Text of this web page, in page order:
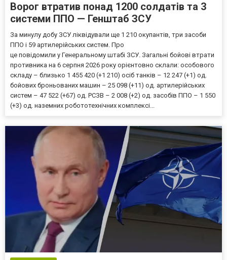
Ворог втратив понад 1200 солдатів та 3
системи ППО — Генштаб ЗСУ
За минулу добу ЗСУ ліквідували ще 1 210 окупантів, три засоби
ППО і 59 артилерійських систем. Про
це повідомили у Генеральному штабі ЗСУ. Загальні бойові втрати
противника на 6 серпня 2026 року орієнтовно склали: особового
складу – близько 1 455 420 (+1 210) осіб танків – 12 247 (+1) од.
бойових броньованих машин – 25 098 (+11) од. артилерійських
систем – 47 522 (+67) од. РСЗВ – 2 008 (+2) од. засобів ППО – 1 550
(+3) од. наземних робототехнічних комплексі...